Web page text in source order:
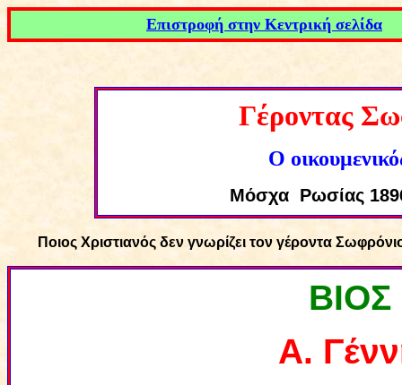
Επιστροφή στην Κεντρική σελίδα
Γέροντας
Ο
Μόσχα Ρωσίας
Ποιος Χριστιανός δεν γνωρίζει τον γέροντα
ΒΙΟΣ
Α.